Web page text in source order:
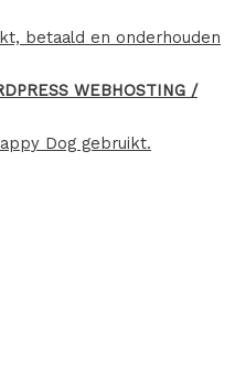
betaald en onderhouden
WEBHOSTING /
Dog gebruikt.